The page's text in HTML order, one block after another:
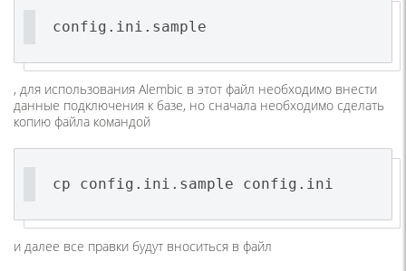
config.ini.sample
, для использования Alembic в этот файл необходимо внести
данные подключения к базе, но сначала необходимо сделать
копию файла командой
cp config.ini.sample config.ini
и далее все правки будут вноситься в файл